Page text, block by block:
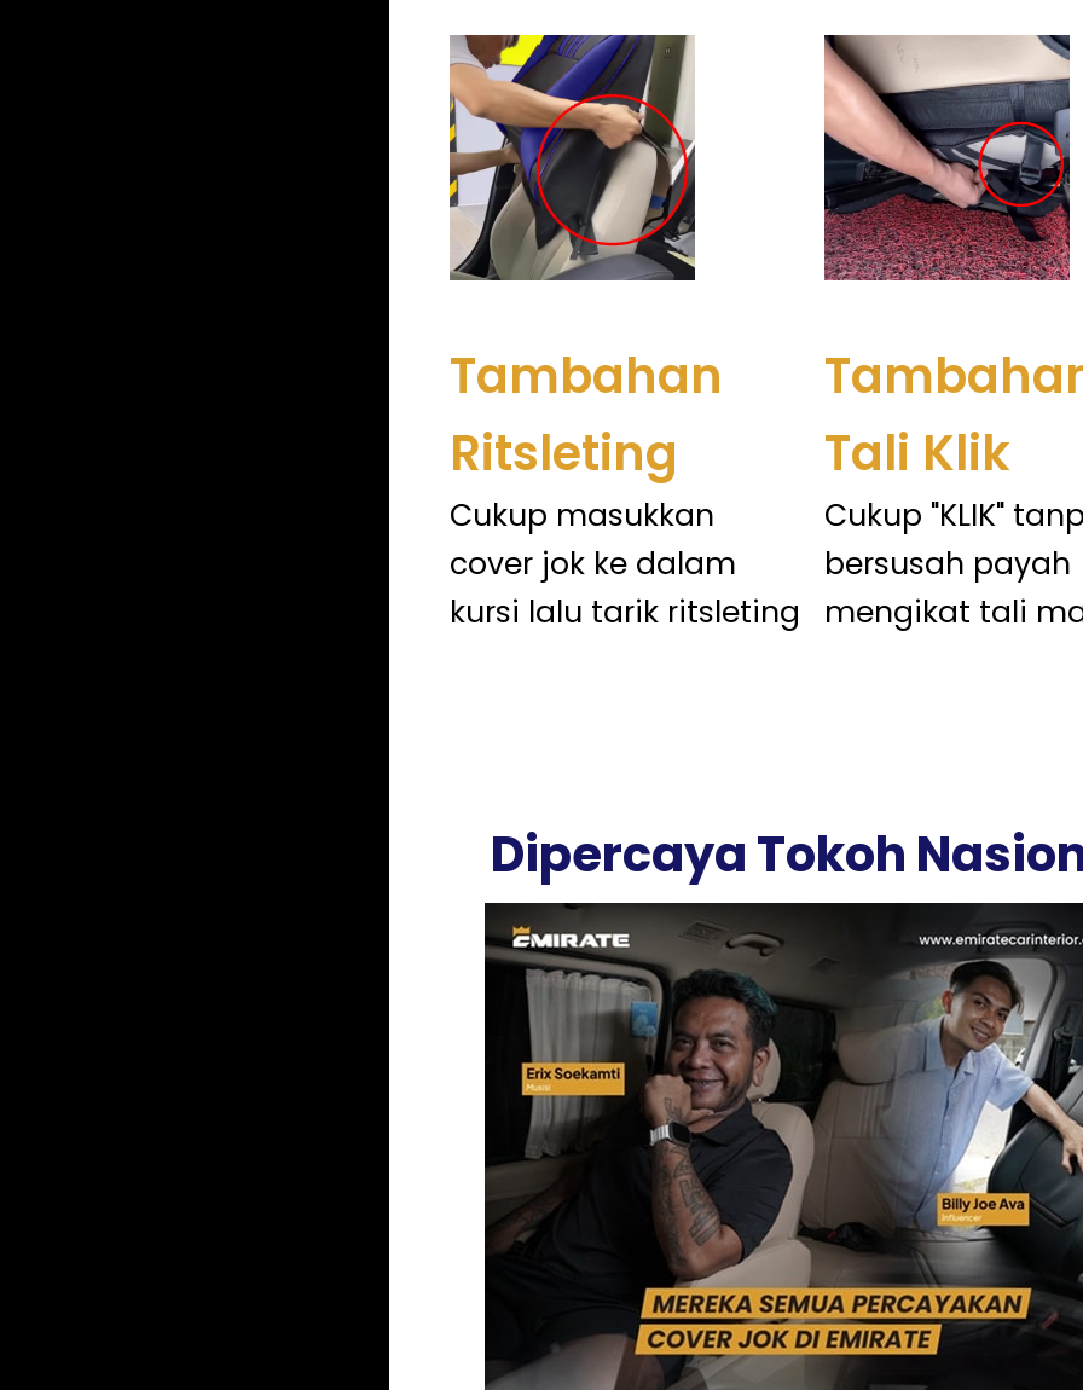
Tambahan
Ritsleting
Cukup masukkan
cover jok ke dalam
kursi lalu tarik ritsleting
Tali Klik
Cukup "KLIK"
bersusah payah
mengikat tali
Dipercaya Tokoh